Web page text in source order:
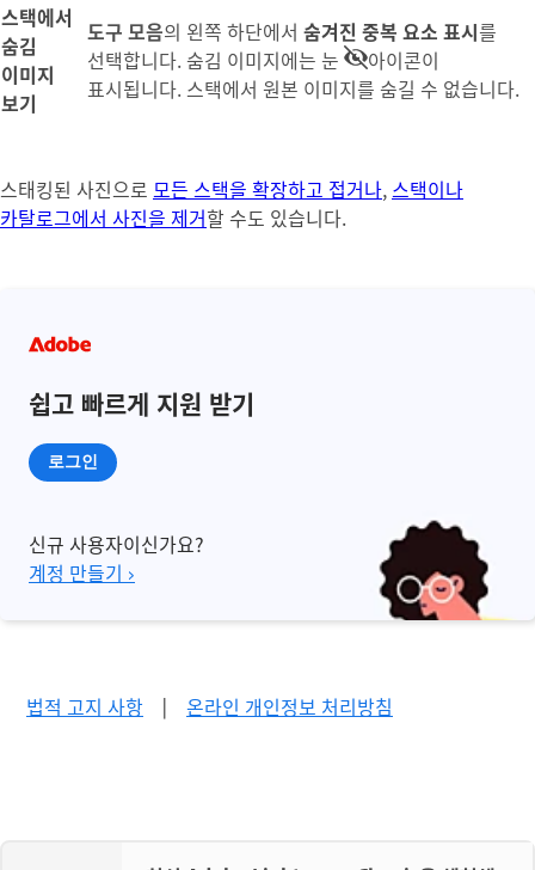
스택에서
숨김
이미지
보기
도구 모음의 왼쪽 하단에서 숨겨진 중복 요소 표시를
선택합니다. 숨김 이미지에는 눈
아이콘이
표시됩니다. 스택에서 원본 이미지를 숨길 수 없습니다.
스태킹된 사진으로 모든 스택을 확장하고 접거나,스택이나
카탈로그에서 사진을 제거할 수도 있습니다.
쉽고 빠르게 지원 받기
로그인
신규 사용자이신가요?
계정 만들기 ›
법적 고지 사항 | 온라인 개인정보 처리방침